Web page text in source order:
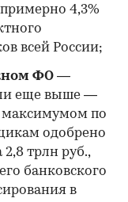
примерно 4,3%
всей России;
ФО —
еще выше —
максимумом по
одобрено
трлн руб.,
банковского
в